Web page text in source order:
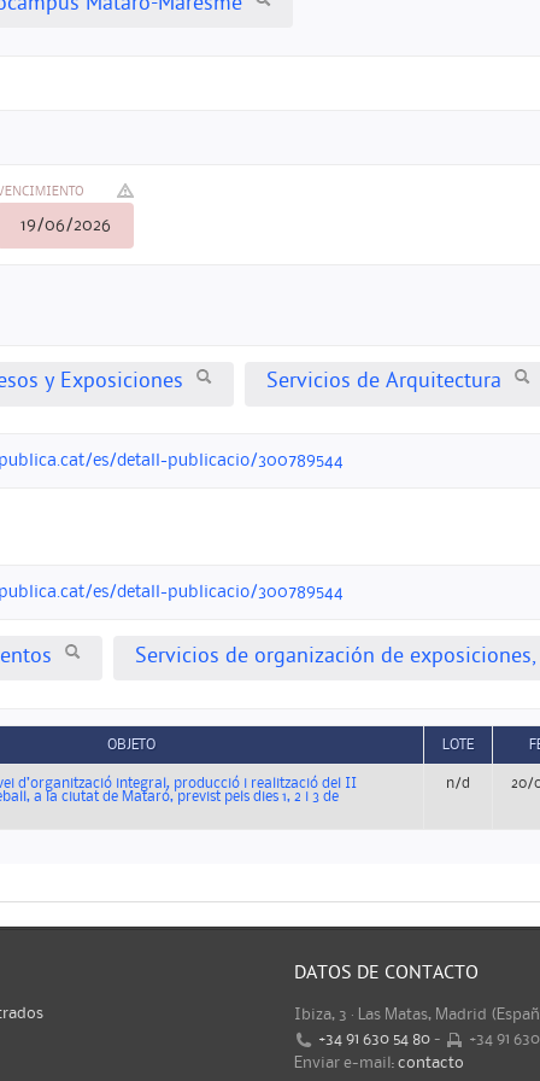
Mataró-Maresme
19/06/2026
y Exposiciones Servicios de Arquitectura
es/detall-publicacio/300789544
es/detall-publicacio/300789544
Servicios de organización de
OBJETO LOTE
d’organització integral, producció i realització del II
a la ciutat de Mataró, previst pels dies 1, 2 i 3 de
n/d 20/
DATOS DE CONTACTO
Ibiza, 3 · Las Matas, Madrid
+34 91 630 54 80 -
+34 91
Enviar e-mail: contacto